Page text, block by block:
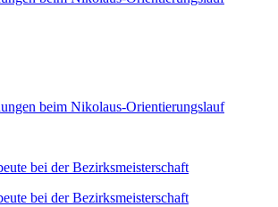
beim Nikolaus-Orientierungslauf
bei der Bezirksmeister­schaft
bei der Bezirksmeister­schaft